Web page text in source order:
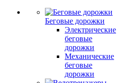
Беговые дорожки
Электрические
беговые
дорожки
Механические
беговые
дорожки